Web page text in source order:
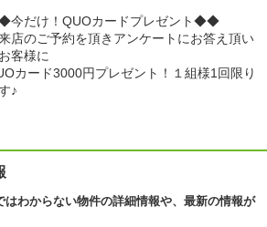
だけ！QUOカードプレゼント◆◆
店のご予約を頂きアンケートにお答え頂い
客様に
カード3000円プレゼント！１組様1回限り
♪
はわからない物件の詳細情報や、最新の情報が